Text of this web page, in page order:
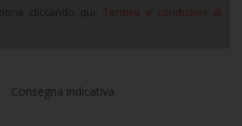
cliccando qui:
Termini e condizioni di
Consegna indicativa